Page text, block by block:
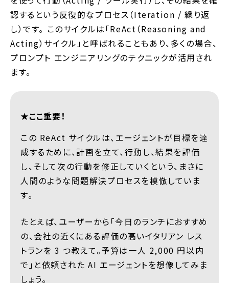
認するという反復的なプロセス（Iteration / 繰り返
し）です。 このサイクルは「ReAct（Reasoning and
Acting）サイクル」と呼ばれることもあり、多くの場合、
プロンプト エンジニアリングのテクニックが活用され
ます。
★ここ重要！
この ReAct サイクルは、エージェントが目標を達
成するために、計画を立て、行動し、結果を評価
し、そして次の行動を修正していくという、まさに
人間のような問題解決プロセスを模倣していま
す。
たとえば、ユーザーから「今日のランチにおすすめ
の、会社の近くにある評価の高いイタリアン レス
トランを 3 つ教えて。予算は一人 2,000 円以内
で」と依頼された AI エージェントを想像してみま
しょう。